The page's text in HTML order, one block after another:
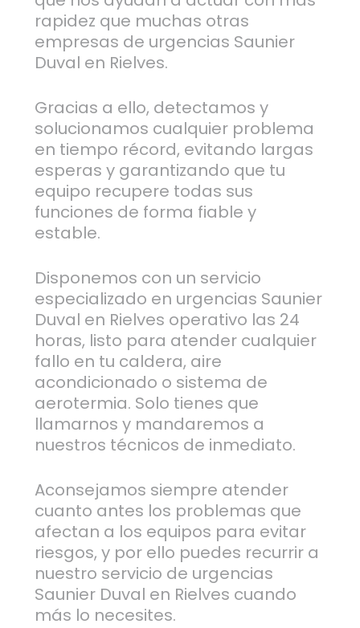
rapidez que muchas otras
empresas de urgencias Saunier
Duval en Rielves.
Gracias a ello, detectamos y
solucionamos cualquier problema
en tiempo récord, evitando largas
esperas y garantizando que tu
equipo recupere todas sus
funciones de forma fiable y
estable.
Disponemos con un servicio
especializado en urgencias Saunier
Duval en Rielves operativo las 24
horas, listo para atender cualquier
fallo en tu caldera, aire
acondicionado o sistema de
aerotermia. Solo tienes que
llamarnos y mandaremos a
nuestros técnicos de inmediato.
Aconsejamos siempre atender
cuanto antes los problemas que
afectan a los equipos para evitar
riesgos, y por ello puedes recurrir a
nuestro servicio de urgencias
Saunier Duval en Rielves cuando
más lo necesites.